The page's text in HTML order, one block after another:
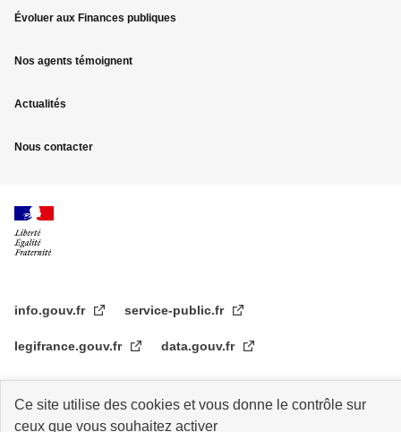
Ce site utilise des cookies et vous donne le contrôle sur
ceux que vous souhaitez activer
page
Évoluer aux Finances publiques
Nos agents témoignent
Actualités
Nous contacter
info.gouv.fr service-public.fr
legifrance.gouv.fr data.gouv.fr